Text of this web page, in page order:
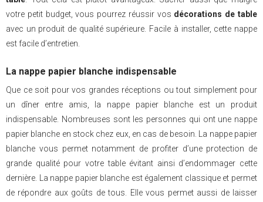
votre petit budget, vous pourrez réussir vos décorations de table
avec un produit de qualité supérieure. Facile à installer, cette nappe
est facile d’entretien.
La nappe papier blanche indispensable
Que ce soit pour vos grandes réceptions ou tout simplement pour
un dîner entre amis, la nappe papier blanche est un produit
indispensable. Nombreuses sont les personnes qui ont une nappe
papier blanche en stock chez eux, en cas de besoin. La nappe papier
blanche vous permet notamment de profiter d’une protection de
grande qualité pour votre table évitant ainsi d’endommager cette
dernière. La nappe papier blanche est également classique et permet
de répondre aux goûts de tous. Elle vous permet aussi de laisser